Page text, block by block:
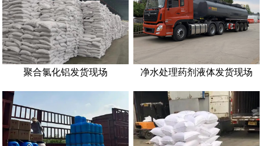
聚合氯化铝发货现场 净水处理药剂液体发货现场